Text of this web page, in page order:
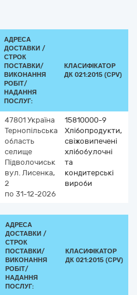
АДРЕСА
ДОСТАВКИ /
СТРОК
ПОСТАВКИ/
ВИКОНАННЯ
РОБІТ/
НАДАННЯ
ПОСЛУГ:
КЛАСИФІКАТОР
ДК 021:2015 (CPV)
47801 Україна
Тернопільська
область
селище
Підволочиськ
вул. Лисенка,
2
по 31-12-2026
15810000-9
Хлібопродукти,
свіжовипечені
хлібобулочні
та
кондитерські
вироби
АДРЕСА
ДОСТАВКИ /
СТРОК
ПОСТАВКИ/
ВИКОНАННЯ
РОБІТ/
НАДАННЯ
ПОСЛУГ:
КЛАСИФІКАТОР
ДК 021:2015 (CPV)